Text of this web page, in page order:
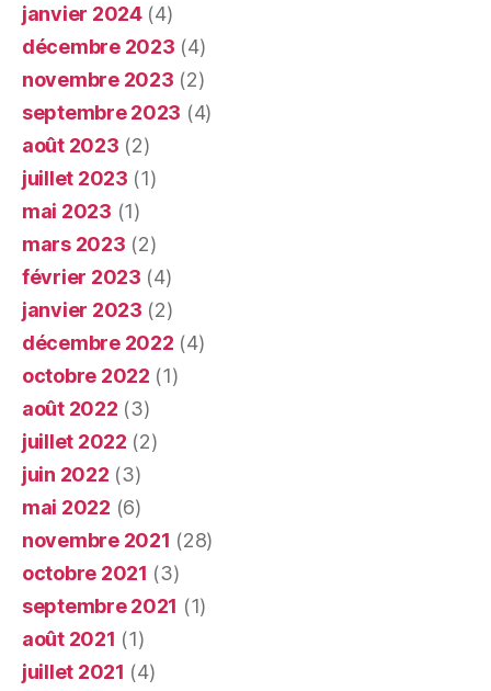
janvier 2024(4)
décembre 2023 (4)
novembre 2023 (2)
septembre 2023 (4)
août 2023 (2)
juillet 2023 (1)
mai 2023 (1)
mars 2023 (2)
février 2023 (4)
janvier 2023 (2)
décembre 2022 (4)
octobre 2022 (1)
août 2022 (3)
juillet 2022 (2)
juin 2022 (3)
mai 2022 (6)
novembre 2021 (28)
octobre 2021 (3)
septembre 2021 (1)
août 2021 (1)
juillet 2021 (4)